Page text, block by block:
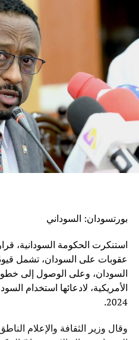
بورتسودان: السوداني
استنكرت الحكومة السودانية،
عقوبات على السودان، تشمل
السودان، وعلى الوصول إلى
الأمريكية، لادعائها استخدام
2024.
وقال وزير الثقافة والإعلام